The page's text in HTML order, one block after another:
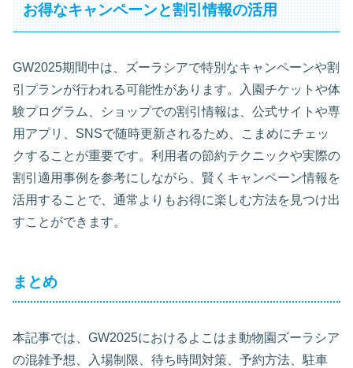
お得なキャンペーンと割引情報の活用
GW2025期間中は、ズーラシアで特別なキャンペーンや割
引プランが行われる可能性があります。入園チケットや体
験プログラム、ショップでの割引情報は、公式サイトや専
用アプリ、SNSで随時更新されるため、こまめにチェッ
クすることが重要です。利用者の節約テクニックや実際の
割引適用事例を参考にしながら、賢くキャンペーン情報を
活用することで、通常よりもお得に楽しむ方法を見つけ出
すことができます。
まとめ
本記事では、GW2025におけるよこはま動物園ズーラシア
の混雑予想、入場制限、待ち時間対策、予約方法、駐車